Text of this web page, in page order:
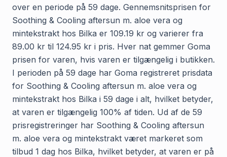
over en periode på 59 dage. Gennemsnitsprisen for
Soothing & Cooling aftersun m. aloe vera og
mintekstrakt hos Bilka er 109.19 kr og varierer fra
89.00 kr til 124.95 kr i pris. Hver nat gemmer Goma
prisen for varen, hvis varen er tilgængelig i butikken.
I perioden på 59 dage har Goma registreret prisdata
for Soothing & Cooling aftersun m. aloe vera og
mintekstrakt hos Bilka i 59 dage i alt, hvilket betyder,
at varen er tilgængelig 100% af tiden. Ud af de 59
prisregistreringer har Soothing & Cooling aftersun
m. aloe vera og mintekstrakt været markeret som
tilbud 1 dag hos Bilka, hvilket betyder, at varen er på